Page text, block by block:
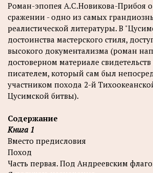
Роман-эпопея А.С.Новикова-Прибоя
сражении - одно из самых
реалистической литературы. В
достоинства мастерского стиля,
высокого документализма (роман
достоверном материале
писателем, который сам был
участником похода 2-й
Цусимской битвы).
Содержание
Книга 1
Вместо предисловия
Поход
Часть первая. Под Андреевским